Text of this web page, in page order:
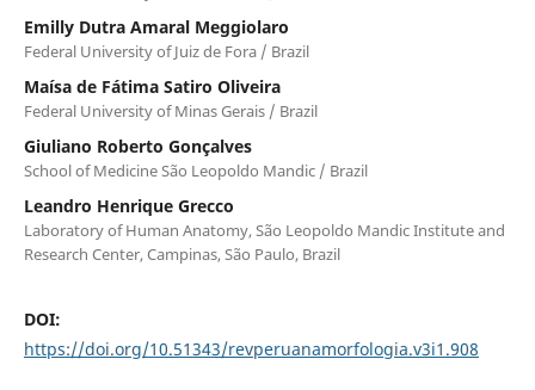
Emilly Dutra Amaral Meggiolaro
Federal University of Juiz de Fora / Brazil
Maísa de Fátima Satiro Oliveira
Federal University of Minas Gerais / Brazil
Giuliano Roberto Gonçalves
School of Medicine São Leopoldo Mandic / Brazil
Leandro Henrique Grecco
Laboratory of Human Anatomy, São Leopoldo Mandic Institute and
Research Center, Campinas, São Paulo, Brazil
DOI:
https://doi.org/10.51343/revperuanamorfologia.v3i1.908